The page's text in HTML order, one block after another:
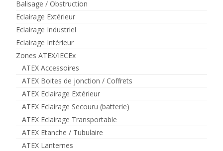
Balisage / Obstruction
Eclairage Extérieur
Eclairage Industriel
Eclairage Intérieur
Zones ATEX/IECEx
ATEX Accessoires
ATEX Boites de jonction / Coffrets
ATEX Eclairage Extérieur
ATEX Eclairage Secouru (batterie)
ATEX Eclairage Transportable
ATEX Etanche / Tubulaire
ATEX Lanternes